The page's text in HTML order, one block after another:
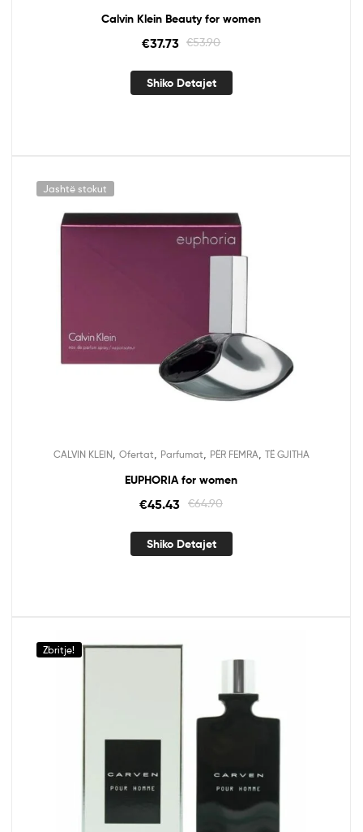
Calvin Klein Beauty for women
€53.90
€37.73
Shiko Detajet
Jashtë stokut
CALVIN KLEIN, Ofertat Parfumat PËR FEMRA TË GJITHA
EUPHORIA for women
€64.90
€45.43
Shiko Detajet
Zbritje!